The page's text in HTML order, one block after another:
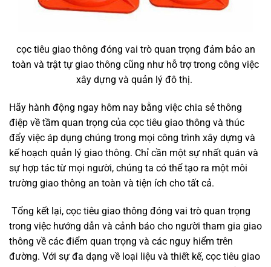
cọc tiêu giao thông đóng vai trò quan trọng đảm bảo an
toàn và trật tự giao thông cũng như hỗ trợ trong công việc
xây dựng và quản lý đô thị.
Hãy hành động ngay hôm nay bằng việc chia sẻ thông
điệp về tầm quan trọng của cọc tiêu giao thông và thúc
đẩy việc áp dụng chúng trong mọi công trình xây dựng và
kế hoạch quản lý giao thông. Chỉ cần một sự nhất quán và
sự hợp tác từ mọi người, chúng ta có thể tạo ra một môi
trường giao thông an toàn và tiện ích cho tất cả.
Tổng kết lại, cọc tiêu giao thông đóng vai trò quan trọng
trong việc hướng dẫn và cảnh báo cho người tham gia giao
thông về các điểm quan trọng và các nguy hiểm trên
đường. Với sự đa dạng về loại liệu và thiết kế, cọc tiêu giao